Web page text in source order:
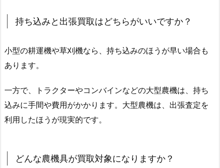
持ち込みと出張買取はどちらがいいですか？
小型の耕運機や草刈機なら、持ち込みのほうが早い場合も
あります。
一方で、トラクターやコンバインなどの大型農機は、持ち
込みに手間や費用がかかります。大型農機は、出張査定を
利用したほうが現実的です。
どんな農機具が買取対象になりますか？